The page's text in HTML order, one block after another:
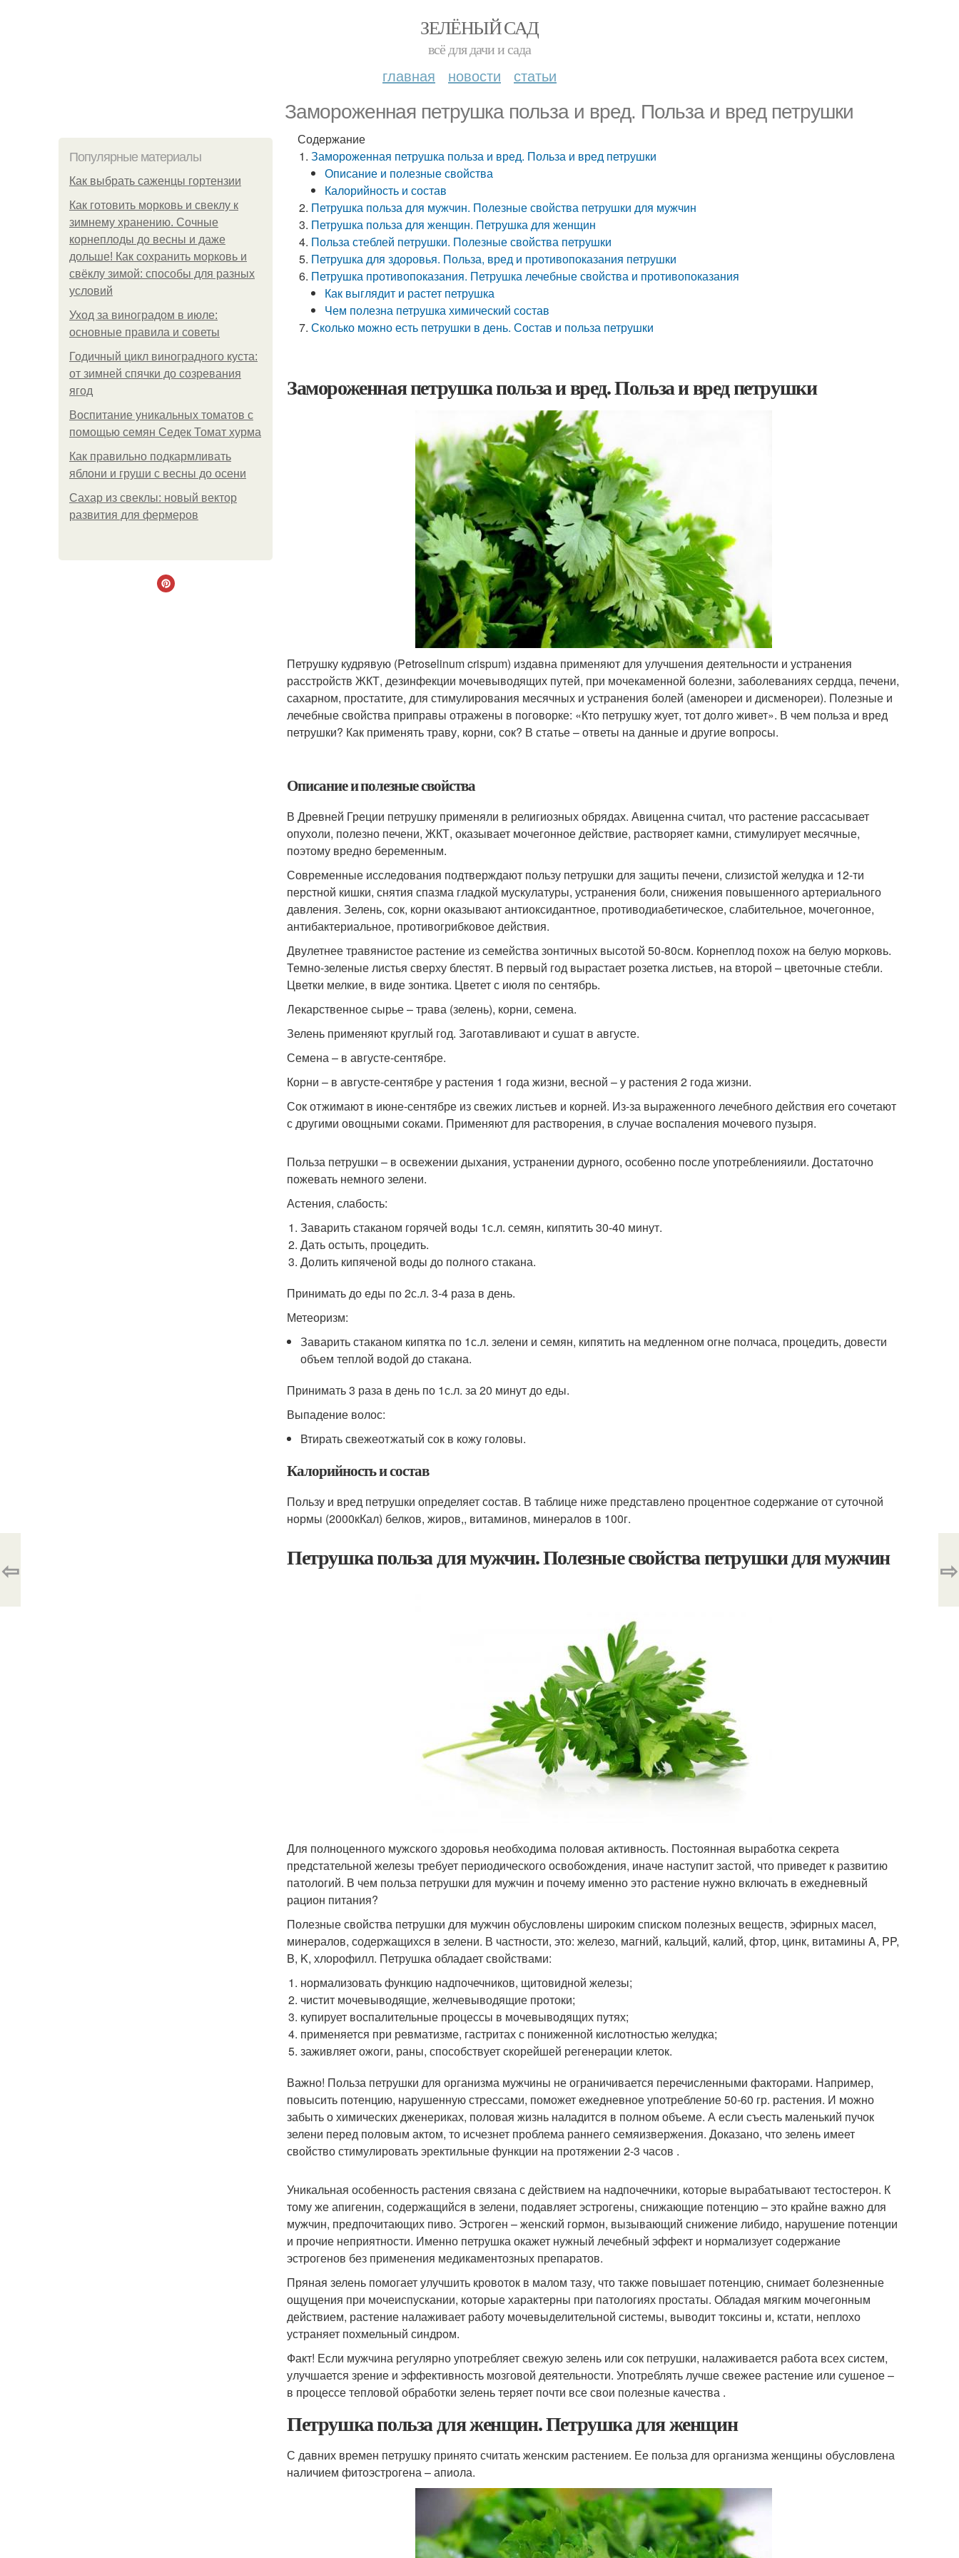
ЗЕЛЁНЫЙ САД
всё для дачи и сада
главная новости статьи
Замороженная петрушка польза и вред. Польза и вред петрушки
Популярные материалы
Как выбрать саженцы гортензии
Как готовить морковь и свеклу к
зимнему хранению. Сочные
корнеплоды до весны и даже
дольше! Как сохранить морковь и
свёклу зимой: способы для разных
условий
Уход за виноградом в июле:
основные правила и советы
Годичный цикл виноградного куста:
от зимней спячки до созревания
ягод
Воспитание уникальных томатов с
помощью семян Седек Томат хурма
Как правильно подкармливать
яблони и груши с весны до осени
Сахар из свеклы: новый вектор
развития для фермеров
Содержание
Замороженная петрушка польза и вред. Польза и вред петрушки
Описание и полезные свойства
Калорийность и состав
Петрушка польза для мужчин. Полезные свойства петрушки для мужчин
Петрушка польза для женщин. Петрушка для женщин
Польза стеблей петрушки. Полезные свойства петрушки
Петрушка для здоровья. Польза, вред и противопоказания петрушки
Петрушка противопоказания. Петрушка лечебные свойства и противопоказания
Как выглядит и растет петрушка
Чем полезна петрушка химический состав
Сколько можно есть петрушки в день. Состав и польза петрушки
Замороженная петрушка польза и вред. Польза и вред петрушки
Петрушку кудрявую (Petroselinum crispum) издавна применяют для улучшения деятельности и устранения
расстройств ЖКТ, дезинфекции мочевыводящих путей, при мочекаменной болезни, заболеваниях сердца, печени,
сахарном, простатите, для стимулирования месячных и устранения болей (аменореи и дисменореи). Полезные и
лечебные свойства приправы отражены в поговорке: «Кто петрушку жует, тот долго живет». В чем польза и вред
петрушки? Как применять траву, корни, сок? В статье – ответы на данные и другие вопросы.
Описание и полезные свойства
В Древней Греции петрушку применяли в религиозных обрядах. Авиценна считал, что растение рассасывает
опухоли, полезно печени, ЖКТ, оказывает мочегонное действие, растворяет камни, стимулирует месячные,
поэтому вредно беременным.
Современные исследования подтверждают пользу петрушки для защиты печени, слизистой желудка и 12-ти
перстной кишки, снятия спазма гладкой мускулатуры, устранения боли, снижения повышенного артериального
давления. Зелень, сок, корни оказывают антиоксидантное, противодиабетическое, слабительное, мочегонное,
антибактериальное, противогрибковое действия.
Двулетнее травянистое растение из семейства зонтичных высотой 50-80см. Корнеплод похож на белую морковь.
Темно-зеленые листья сверху блестят. В первый год вырастает розетка листьев, на второй – цветочные стебли.
Цветки мелкие, в виде зонтика. Цветет с июля по сентябрь.
Лекарственное сырье – трава (зелень), корни, семена.
Зелень применяют круглый год. Заготавливают и сушат в августе.
Семена – в августе-сентябре.
Корни – в августе-сентябре у растения 1 года жизни, весной – у растения 2 года жизни.
Сок отжимают в июне-сентябре из свежих листьев и корней. Из-за выраженного лечебного действия его сочетают
с другими овощными соками. Применяют для растворения, в случае воспаления мочевого пузыря.
Польза петрушки – в освежении дыхания, устранении дурного, особенно после употребленияили. Достаточно
пожевать немного зелени.
Астения, слабость:
Заварить стаканом горячей воды 1с.л. семян, кипятить 30-40 минут.
Дать остыть, процедить.
Долить кипяченой воды до полного стакана.
Принимать до еды по 2с.л. 3-4 раза в день.
Метеоризм:
Заварить стаканом кипятка по 1с.л. зелени и семян, кипятить на медленном огне полчаса, процедить, довести
объем теплой водой до стакана.
Принимать 3 раза в день по 1с.л. за 20 минут до еды.
Выпадение волос:
Втирать свежеотжатый сок в кожу головы.
Калорийность и состав
Пользу и вред петрушки определяет состав. В таблице ниже представлено процентное содержание от суточной
нормы (2000кКал) белков, жиров,, витаминов, минералов в 100г.
Петрушка польза для мужчин. Полезные свойства петрушки для мужчин
Для полноценного мужского здоровья необходима половая активность. Постоянная выработка секрета
предстательной железы требует периодического освобождения, иначе наступит застой, что приведет к развитию
патологий. В чем польза петрушки для мужчин и почему именно это растение нужно включать в ежедневный
рацион питания?
Полезные свойства петрушки для мужчин обусловлены широким списком полезных веществ, эфирных масел,
минералов, содержащихся в зелени. В частности, это: железо, магний, кальций, калий, фтор, цинк, витамины A, PP,
B, K, хлорофилл. Петрушка обладает свойствами:
нормализовать функцию надпочечников, щитовидной железы;
чистит мочевыводящие, желчевыводящие протоки;
купирует воспалительные процессы в мочевыводящих путях;
применяется при ревматизме, гастритах с пониженной кислотностью желудка;
заживляет ожоги, раны, способствует скорейшей регенерации клеток.
Важно! Польза петрушки для организма мужчины не ограничивается перечисленными факторами. Например,
повысить потенцию, нарушенную стрессами, поможет ежедневное употребление 50-60 гр. растения. И можно
забыть о химических дженериках, половая жизнь наладится в полном объеме. А если съесть маленький пучок
зелени перед половым актом, то исчезнет проблема раннего семяизвержения. Доказано, что зелень имеет
свойство стимулировать эректильные функции на протяжении 2-3 часов .
Уникальная особенность растения связана с действием на надпочечники, которые вырабатывают тестостерон. К
тому же апигенин, содержащийся в зелени, подавляет эстрогены, снижающие потенцию – это крайне важно для
мужчин, предпочитающих пиво. Эстроген – женский гормон, вызывающий снижение либидо, нарушение потенции
и прочие неприятности. Именно петрушка окажет нужный лечебный эффект и нормализует содержание
эстрогенов без применения медикаментозных препаратов.
Пряная зелень помогает улучшить кровоток в малом тазу, что также повышает потенцию, снимает болезненные
ощущения при мочеиспускании, которые характерны при патологиях простаты. Обладая мягким мочегонным
действием, растение налаживает работу мочевыделительной системы, выводит токсины и, кстати, неплохо
устраняет похмельный синдром.
Факт! Если мужчина регулярно употребляет свежую зелень или сок петрушки, налаживается работа всех систем,
улучшается зрение и эффективность мозговой деятельности. Употреблять лучше свежее растение или сушеное –
в процессе тепловой обработки зелень теряет почти все свои полезные качества .
Петрушка польза для женщин. Петрушка для женщин
С давних времен петрушку принято считать женским растением. Ее польза для организма женщины обусловлена
наличием фитоэстрогена – апиола.
⇦ ⇨